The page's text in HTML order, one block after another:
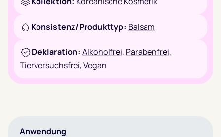
Konsistenz/Produkttyp: Balsam
Deklaration: Alkoholfrei, Parabenfrei,
Tierversuchsfrei,Vegan
Anwendung